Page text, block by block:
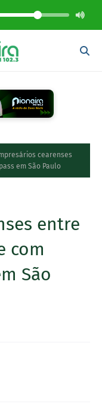
cearenses
em São Paulo
entre
com
São